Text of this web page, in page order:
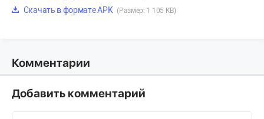
Скачать в формате APK (Размер: 1 105 KB)
Комментарии
Добавить комментарий